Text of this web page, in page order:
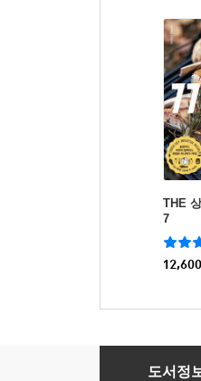
THE
7
12,600
SEARED 시어
도서정